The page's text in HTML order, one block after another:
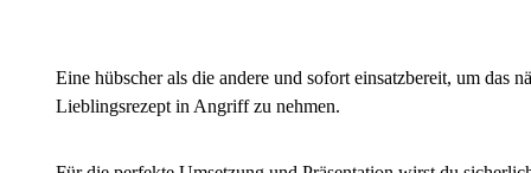
Eine hübscher als die andere und sofort einsatzbereit, um das
Lieblingsrezept in Angriff zu nehmen.